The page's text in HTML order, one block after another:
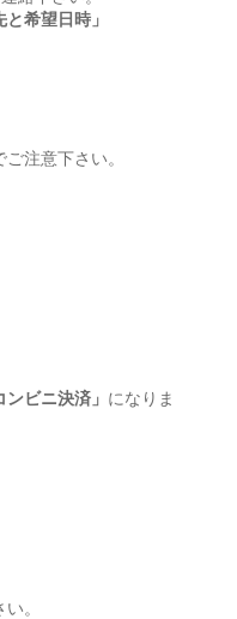
希望日時」
注意下さい。
ビニ決済」 になりま
。